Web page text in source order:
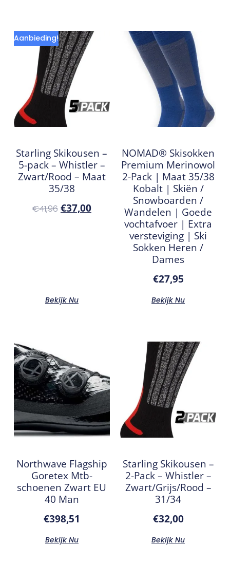
Aanbieding!
Starling Skikousen –
5-pack – Whistler –
Zwart/Rood – Maat
35/38
€41,96 €37,00
Bekijk Nu
NOMAD® Skisokken
Premium Merinowol
2-Pack | Maat 35/38
Kobalt | Skiën /
Snowboarden /
Wandelen | Goede
vochtafvoer | Extra
versteviging | Ski
Sokken Heren /
Dames
€27,95
Bekijk Nu
Northwave Flagship
Goretex Mtb-
schoenen Zwart EU
40 Man
€398,51
Bekijk Nu
Starling Skikousen –
2-Pack – Whistler –
Zwart/Grijs/Rood –
31/34
€32,00
Bekijk Nu